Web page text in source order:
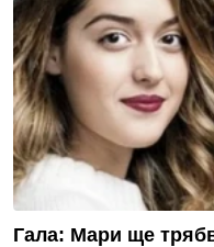
Гала: Мари ще